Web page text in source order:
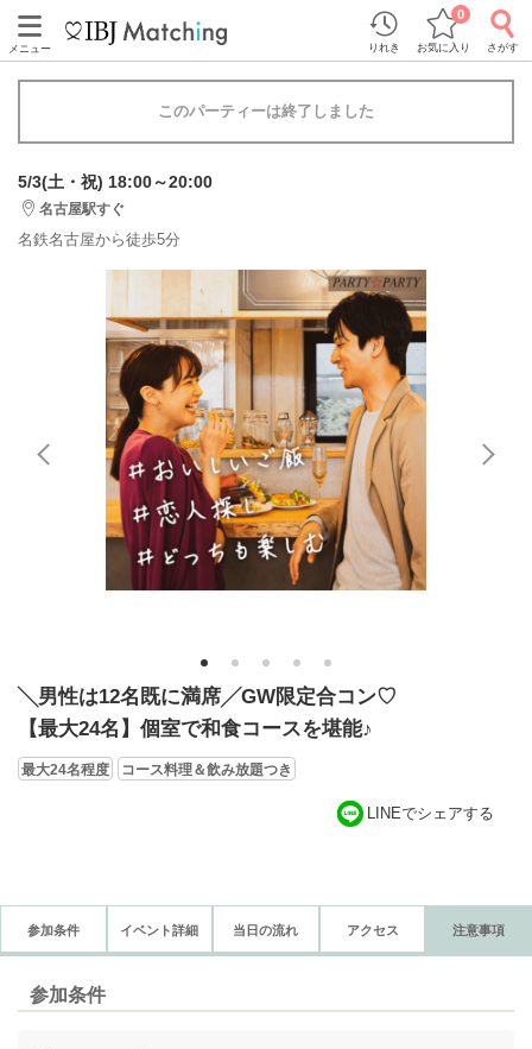
メニュー りれき お気に入り
0
さがす
このパーティーは終了しました
5/3(土・祝) 18:00～20:00
名古屋駅すぐ
名鉄名古屋から徒歩5分
1 2 3 4 5
╲男性は12名既に満席╱GW限定合コン♡
【最大24名】個室で和食コースを堪能♪
最大24名程度 コース料理＆飲み放題つき
LINEでシェアする
参加条件 イベント詳細 当日の流れ アクセス 注意事項
参加条件